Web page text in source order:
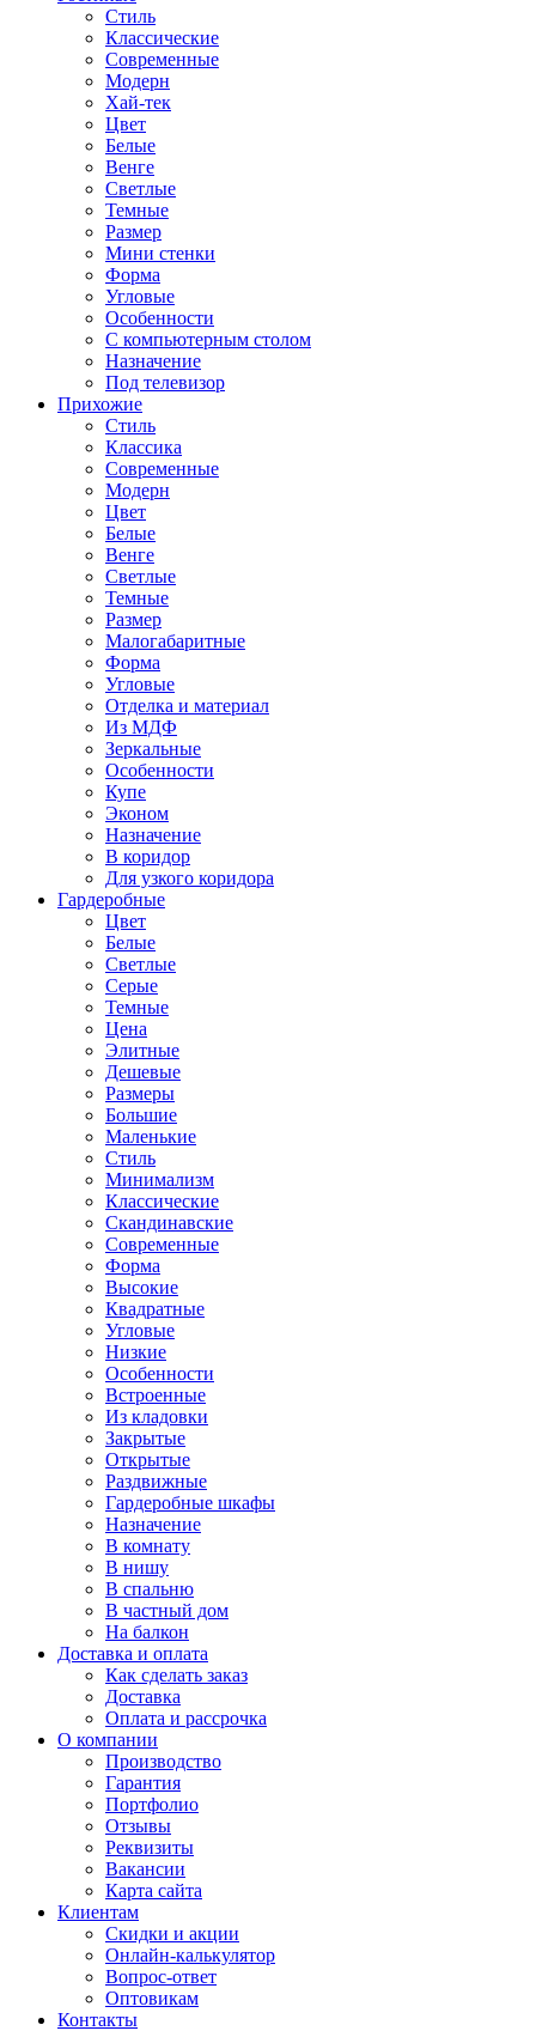
Стиль
Классические
Современные
Модерн
Хай-тек
Цвет
Белые
Венге
Светлые
Темные
Размер
Мини стенки
Форма
Угловые
Особенности
С компьютерным столом
Назначение
Под телевизор
Прихожие
Стиль
Классика
Современные
Модерн
Цвет
Белые
Венге
Светлые
Темные
Размер
Малогабаритные
Форма
Угловые
Отделка и материал
Из МДФ
Зеркальные
Особенности
Купе
Эконом
Назначение
В коридор
Для узкого коридора
Гардеробные
Цвет
Белые
Светлые
Серые
Темные
Цена
Элитные
Дешевые
Размеры
Большие
Маленькие
Стиль
Минимализм
Классические
Скандинавские
Современные
Форма
Высокие
Квадратные
Угловые
Низкие
Особенности
Встроенные
Из кладовки
Закрытые
Открытые
Раздвижные
Гардеробные шкафы
Назначение
В комнату
В нишу
В спальню
В частный дом
На балкон
Доставка и оплата
Как сделать заказ
Доставка
Оплата и рассрочка
О компании
Производство
Гарантия
Портфолио
Отзывы
Реквизиты
Вакансии
Карта сайта
Клиентам
Скидки и акции
Онлайн-калькулятор
Вопрос-ответ
Оптовикам
Контакты